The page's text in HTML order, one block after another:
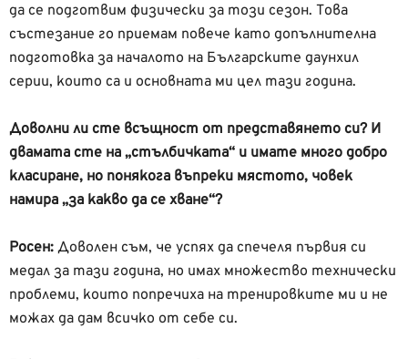
да се подготвим физически за този сезон. Това
състезание го приемам повече като допълнителна
подготовка за началото на Българските даунхил
серии, които са и основната ми цел тази година.
Доволни ли сте всъщност от представянето си? И
двамата сте на „стълбичката“ и имате много добро
класиране, но понякога въпреки мястото, човек
намира „за какво да се хване“?
Росен: Доволен съм, че успях да спечеля първия си
медал за тази година, но имах множество технически
проблеми, които попречиха на тренировките ми и не
можах да дам всичко от себе си.